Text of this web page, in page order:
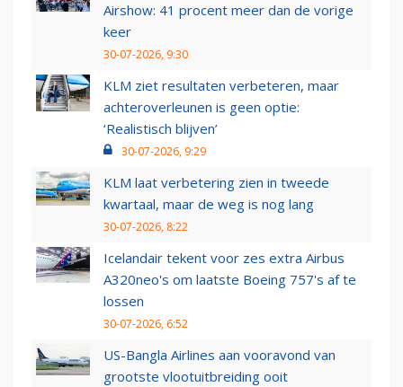
Airshow: 41 procent meer dan de vorige
keer
30-07-2026, 9:30
KLM ziet resultaten verbeteren, maar
achteroverleunen is geen optie:
‘Realistisch blijven’
30-07-2026, 9:29
KLM laat verbetering zien in tweede
kwartaal, maar de weg is nog lang
30-07-2026, 8:22
Icelandair tekent voor zes extra Airbus
A320neo's om laatste Boeing 757's af te
lossen
30-07-2026, 6:52
US-Bangla Airlines aan vooravond van
grootste vlootuitbreiding ooit